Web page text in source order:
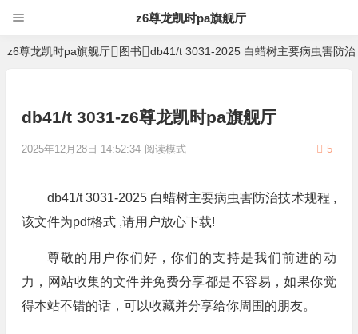
z6尊龙凯时pa旗舰厅
z6尊龙凯时pa旗舰厅 图书 db41/t 3031-2025 白蜡树主要病虫害防
db41/t 3031-z6尊龙凯时pa旗舰厅
2025年12月28日 14:52:34 5
阅读模式
db41/t 3031-2025 白蜡树主要病虫害防治技术规程 ,
该文件为pdf格式 ,请用户放心下载!
尊敬的用户你们好，你们的支持是我们前进的动
力，网站收集的文件并免费分享都是不容易，如果你觉
得本站不错的话，可以收藏并分享给你周围的朋友。